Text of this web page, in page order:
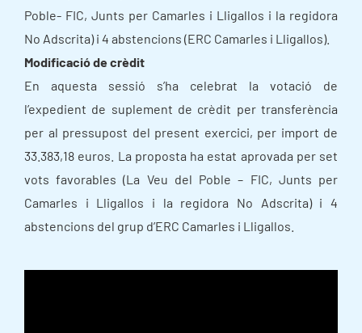
Poble- FIC, Junts per Camarles i Lligallos i la regidora
No Adscrita) i 4 abstencions (ERC Camarles i Lligallos).
Modificació de crèdit
En aquesta sessió s’ha celebrat la votació de
l’expedient de suplement de crèdit per transferència
per al pressupost del present exercici, per import de
33.383,18 euros. La proposta ha estat aprovada per set
vots favorables (La Veu del Poble – FIC, Junts per
Camarles i Lligallos i la regidora No Adscrita) i 4
abstencions del grup d’ERC Camarles i Lligallos.